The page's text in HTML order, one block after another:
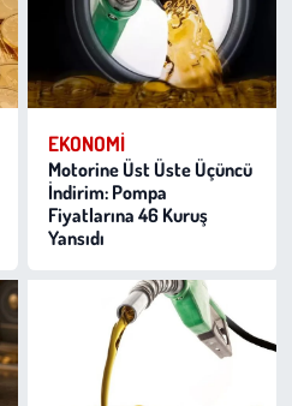
EKONOMI
Motorine Üst Üste Üçüncü
İndirim: Pompa
Fiyatlarına 46 Kuruş
Yansıdı